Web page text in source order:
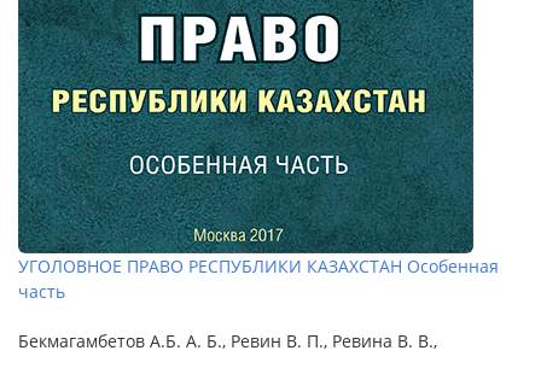
УГОЛОВНОЕ ПРАВО РЕСПУБЛИКИ КАЗАХСТАН Особенная
часть
Бекмагамбетов А.Б. А. Б., Ревин В. П., Ревина В. В.,